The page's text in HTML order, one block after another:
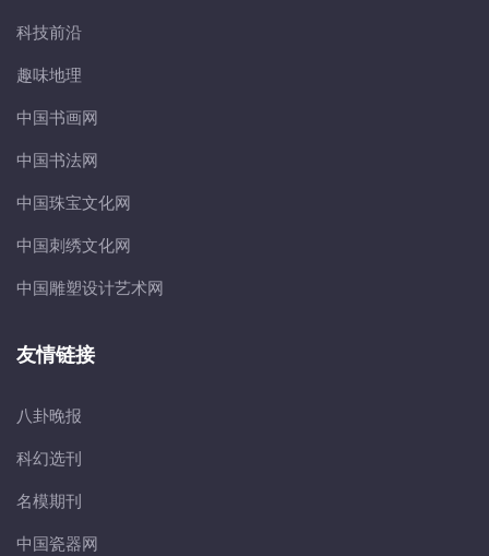
科技前沿
趣味地理
中国书画网
中国书法网
中国珠宝文化网
中国刺绣文化网
中国雕塑设计艺术网
友情链接
八卦晚报
科幻选刊
名模期刊
中国瓷器网